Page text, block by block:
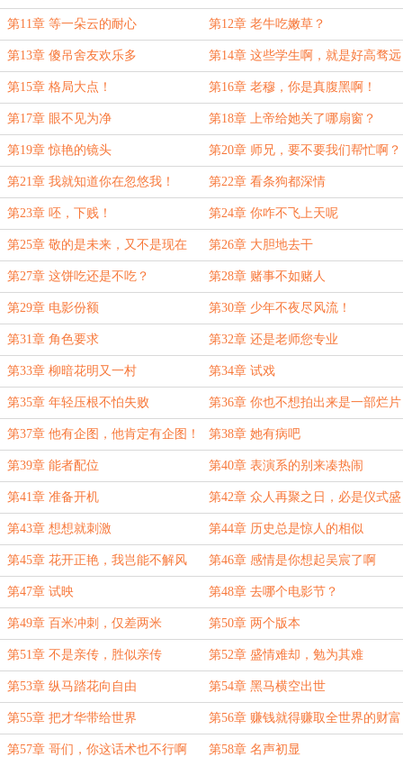
第11章 等一朵云的耐心 第12章 老牛吃嫩草？
第13章 傻吊舍友欢乐多 第14章 这些学生啊，就是好高骛远
第15章 格局大点！ 第16章 老穆，你是真腹黑啊！
第17章 眼不见为净 第18章 上帝给她关了哪扇窗？
第19章 惊艳的镜头 第20章 师兄，要不要我们帮忙啊？
第21章 我就知道你在忽悠我！ 第22章 看条狗都深情
第23章 呸，下贱！ 第24章 你咋不飞上天呢
第25章 敬的是未来，又不是现在 第26章 大胆地去干
第27章 这饼吃还是不吃？ 第28章 赌事不如赌人
第29章 电影份额 第30章 少年不夜尽风流！
第31章 角色要求 第32章 还是老师您专业
第33章 柳暗花明又一村 第34章 试戏
第35章 年轻压根不怕失败 第36章 你也不想拍出来是一部烂片
吧
第37章 他有企图，他肯定有企图！ 第38章 她有病吧
第39章 能者配位 第40章 表演系的别来凑热闹
第41章 准备开机 第42章 众人再聚之日，必是仪式盛
大之时
第43章 想想就刺激 第44章 历史总是惊人的相似
第45章 花开正艳，我岂能不解风
情？
第46章 感情是你想起吴宸了啊
第47章 试映 第48章 去哪个电影节？
第49章 百米冲刺，仅差两米 第50章 两个版本
第51章 不是亲传，胜似亲传 第52章 盛情难却，勉为其难
第53章 纵马踏花向自由 第54章 黑马横空出世
第55章 把才华带给世界 第56章 赚钱就得赚取全世界的财富
第57章 哥们，你这话术也不行啊 第58章 名声初显